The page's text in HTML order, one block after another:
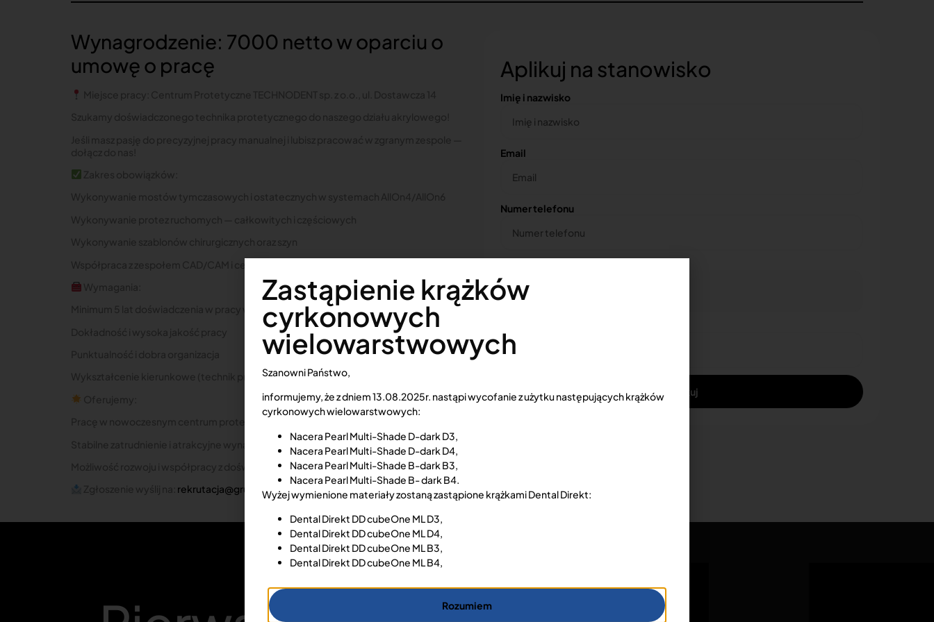
Wynagrodzenie: 7000 netto w oparciu o
umowę o pracę
Minimum 5 lat doświadczenia w pracy w akrylu
Wykształcenie kierunkowe (technik protetyk)
Pracę w nowoczesnym centrum protetycznym
Stabilne zatrudnienie i atrakcyjne wynagrodzenie
Możliwość rozwoju i współpracy z doświadczonym zespołem
rekrutacja@grupatechnodent.pl
Aplikuj na stanowisko
Imię i nazwisko
Email
Numer telefonu
Aplikuj
Zastąpienie krążków
cyrkonowych
wielowarstwowych
Szanowni Państwo,
informujemy, że z dniem 13.08.2025r. nastąpi wycofanie z użytku następujących krążków
cyrkonowych wielowarstwowych:
Nacera Pearl Multi-Shade D-dark D3,
Nacera Pearl Multi-Shade D-dark D4,
Nacera Pearl Multi-Shade B-dark B3,
Nacera Pearl Multi-Shade B- dark B4.
Wyżej wymienione materiały zostaną zastąpione krążkami Dental Direkt:
Dental Direkt DD cubeOne ML D3,
Dental Direkt DD cubeOne ML D4,
Dental Direkt DD cubeOne ML B3,
Dental Direkt DD cubeOne ML B4,
Rozumiem